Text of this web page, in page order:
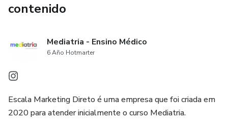
contenido
Mediatria - Ensino Médico
6 Año Hotmarter
Escala Marketing Direto é uma empresa que foi criada em
2020 para atender inicialmente o curso Mediatria.